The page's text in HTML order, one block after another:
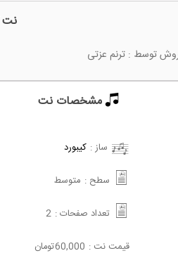
نت
توسط :ترنم عزتی
مشخصات نت
ساز : کیبورد
سطح : متوسط
تعداد صفحات : 2
قیمت نت : 60,000تومان